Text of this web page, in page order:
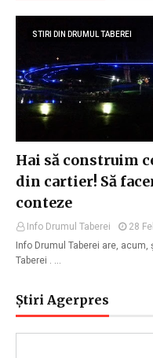
STIRI DIN DRUMUL TABEREI
Hai să construim
din cartier! Să
conteze
Info Drumul Taberei
28
Info Drumul Taberei are, acum,
Taberei . …
Știri Agerpres